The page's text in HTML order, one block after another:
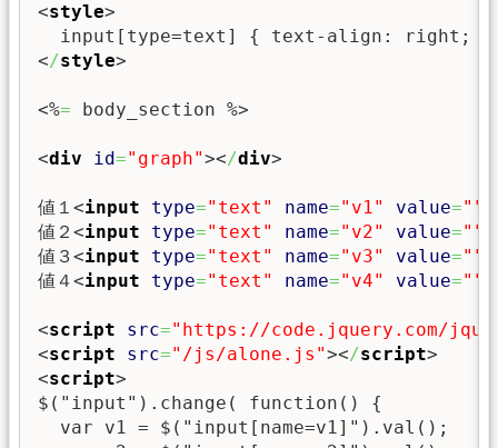
<style>
</style>
<%= body_section %>
<div id="graph"></div>
値１ <input type="text" name="v1" value=""
値２ <input type="text" name="v2" value=""
値３ <input type="text" name="v3" value=""
値４<input type="text" name="v4" value=""
<script src="https://code.jquery.com/
<script src="/js/alone.js"></script>
<script>
$("input").change( function() {
  var v1 = $("input[name=v1]").val();